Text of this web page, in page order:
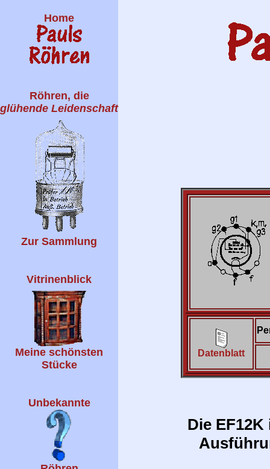
Home
Röhren, die
glühende Leidenschaft
Zur Sammlung
Vitrinenblick
Meine schönsten
Stücke
Unbekannte
Datenblatt
Die